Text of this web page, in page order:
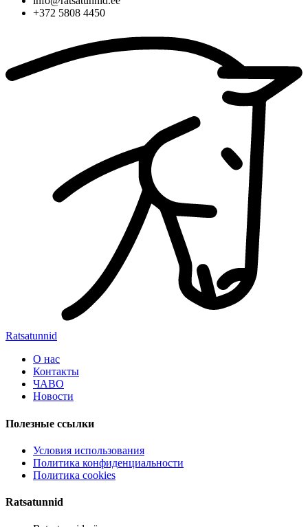
+372 5808 4450
Ratsatunnid
О нас
Контакты
ЧАВО
Новости
Полезные ссылки
Условия использования
Политика конфиденциальности
Политика cookies
Ratsatunnid